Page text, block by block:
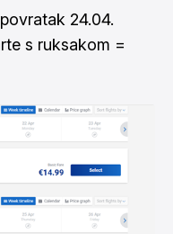
24.04.
s ruksakom =